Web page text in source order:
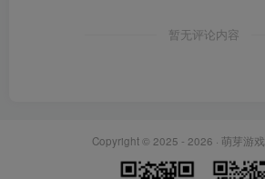
暂无评论内容
Copyright © 2025 - 2026 · 萌芽游戏